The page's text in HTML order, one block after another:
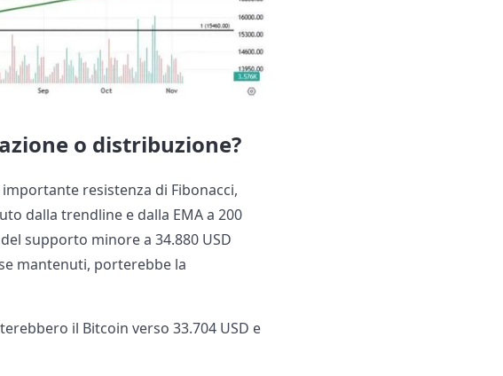
o distribuzione?
importante resistenza di Fibonacci,
dalla trendline e dalla EMA a 200
supporto minore a 34.880 USD
mantenuti, porterebbe la
il Bitcoin verso 33.704 USD e